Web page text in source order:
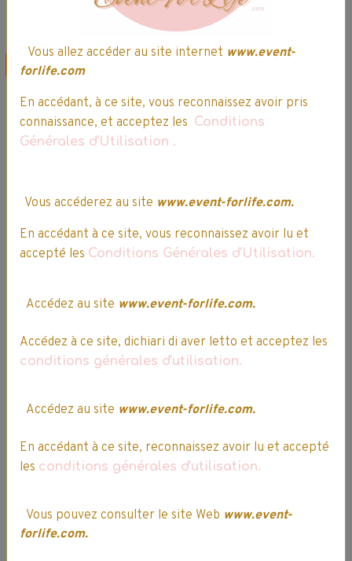
Détails Détails
Promo
PADDED PACK'R -
EK000620 - U59
POWDER PI - 24L
49,99€ 42,49€ TTC
Détails
PADDED PACK'R -
EK000620 - Q82
KISS BLACK - 24L
49,99€42,49€ TTC
Détails
Vous allez accéder au site internet www.event-
forlife.com
En accédant, à ce site, vous reconnaissez avoir pris
connaissance, et acceptez les Conditions
Générales d'Utilisation .
Vous accéderez au site www.event-forlife.com.
En accédant à ce site, vous reconnaissez avoir lu et
accepté les Conditions Générales d'Utilisation.
Accédez au site www.event-forlife.com.
Accédez à ce site, dichiari di aver letto et acceptez les
conditions générales d'utilisation.
Accédez au site www.event-forlife.com.
En accédant à ce site, reconnaissez avoir lu et accepté
les conditions générales d'utilisation.
Vous pouvez consulter le site Web www.event-
forlife.com.